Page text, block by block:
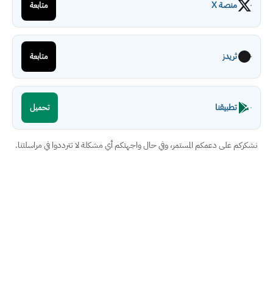
منصة X متابعة
ثريدز متابعة
تطبيقنا تحميل
نشكركم على دعمكم المستمر، وفي حال واجهتكم أي مشكلة لا تترددوا في مراسلتنا.